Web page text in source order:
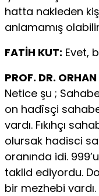
hatta nakleden
anlamamış
FATİH KUT: Evet,
PROF. DR. ORHAN
Netice şu ;
on hadîsçi
vardı. Fıkıhçı
olursak hadisci
oranında idi.
taklid ediyordu.
bir mezhebi vardı.